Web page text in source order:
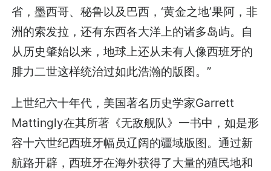
省，墨西哥、秘鲁以及巴西，‘黄金之地’果阿，非
洲的索发拉，还有东西各大洋上的诸多岛屿。自
从历史肇始以来，地球上还从未有人像西班牙的
腓力二世这样统治过如此浩瀚的版图。”
上世纪六十年代，美国著名历史学家Garrett
Mattingly在其所著《无敌舰队》一书中，如是形
容十六世纪西班牙幅员辽阔的疆域版图。通过新
航路开辟，西班牙在海外获得了大量的殖民地和